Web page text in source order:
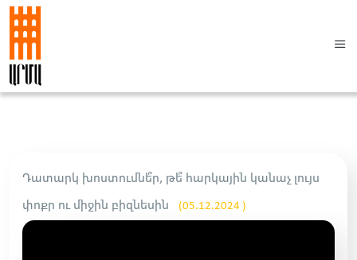
Դատարկ խոստումնե՞ր, թե՞ հարկային կանաչ լույս
փոքր ու միջին բիզնեսին
(05.12.2024 )